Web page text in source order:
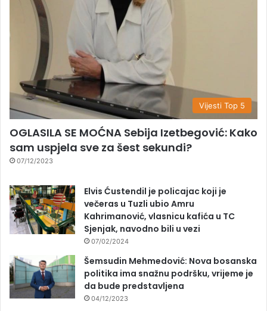
Vijesti Top 5
OGLASILA SE MOĆNA Sebija Izetbegović: Kako
sam uspjela sve za šest sekundi?
07/12/2023
Elvis Ćustendil je policajac koji je
večeras u Tuzli ubio Amru
Kahrimanović, vlasnicu kafića u TC
Sjenjak, navodno bili u vezi
07/02/2024
Šemsudin Mehmedović: Nova bosanska
politika ima snažnu podršku, vrijeme je
da bude predstavljena
04/12/2023